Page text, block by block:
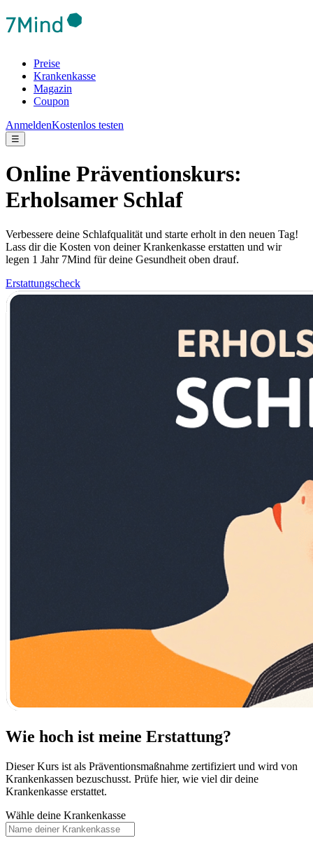
Preise
Krankenkasse
Magazin
Coupon
AnmeldenKostenlos testen
☰
Online Präventionskurs:
Erholsamer Schlaf
Verbessere deine Schlafqualität und starte erholt in den neuen Tag!
Lass dir die Kosten von deiner Krankenkasse erstatten und wir
legen 1 Jahr 7Mind für deine Gesundheit oben drauf.
Erstattungscheck
Wie hoch ist meine Erstattung?
Dieser Kurs ist als Präventionsmaßnahme zertifiziert und wird von
Krankenkassen bezuschusst. Prüfe hier, wie viel dir deine
Krankenkasse erstattet.
Wähle deine Krankenkasse